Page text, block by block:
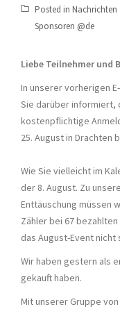
Posted in Nachrichten
Sponsoren @de
Liebe Teilnehmer und
In unserer vorherigen
Sie darüber informiert,
kostenpflichtige
25. August in Drachten
Wie Sie vielleicht im
der 8. August. Zu
Enttäuschung müssen
Zähler bei 67
das August-Event
Wir haben gestern als
gekauft haben.
Mit unserer Gruppe